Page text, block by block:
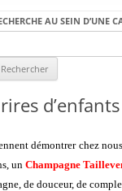
AU SEIN D’UNE
d’enfants
démontrer chez
unChampagne
de douceur, de